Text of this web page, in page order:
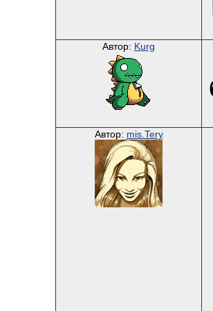
Автор: Kurg
Автор: mis.Tery